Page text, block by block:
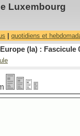
Luxembourg
quotidiens et
(la) : Fascicule